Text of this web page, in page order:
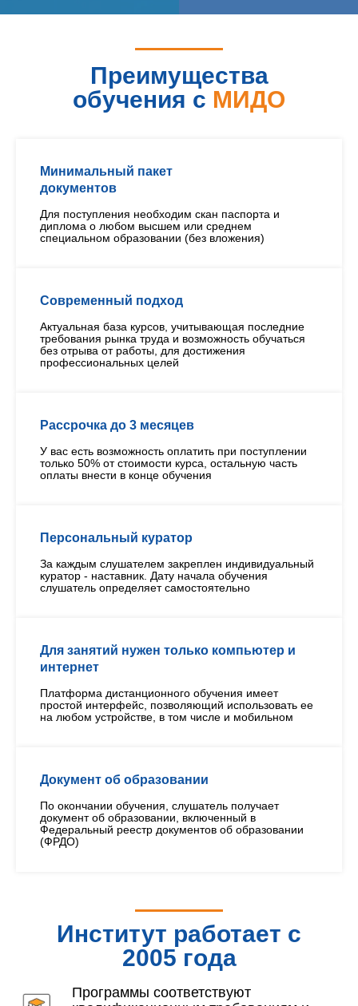
Преимущества
обучения с МИДО
Минимальный пакет
документов
Для поступления необходим скан паспорта и
диплома о любом высшем или среднем
специальном образовании (без вложения)
Современный подход
Актуальная база курсов, учитывающая последние
требования рынка труда и возможность обучаться
без отрыва от работы, для достижения
профессиональных целей
Рассрочка до 3 месяцев
У вас есть возможность оплатить при поступлении
только 50% от стоимости курса, остальную часть
оплаты внести в конце обучения
Персональный куратор
За каждым слушателем закреплен индивидуальный
куратор - наставник. Дату начала обучения
слушатель определяет самостоятельно
Для занятий нужен только компьютер и
интернет
Платформа дистанционного обучения имеет
простой интерфейс, позволяющий использовать ее
на любом устройстве, в том числе и мобильном
Документ об образовании
По окончании обучения, слушатель получает
документ об образовании, включенный в
Федеральный реестр документов об образовании
(ФРДО)
Институт работает с
2005 года
Программы соответствуют